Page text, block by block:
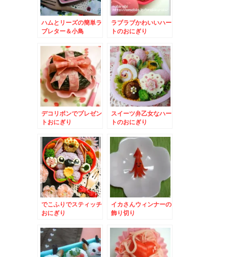
ハムとリーズの簡単ラ
ブレター＆小鳥
ラブラブかわいいハー
トのおにぎり
デコリボンでプレゼン
トおにぎり
スイーツ弁乙女なハー
トのおにぎり
でこふりでスティッチ
おにぎり
イカさんウィンナーの
飾り切り